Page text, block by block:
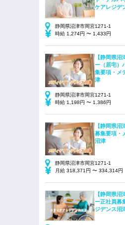
ケアレジデ
静岡県沼津市岡宮1271-1
時給 1,274円 〜 1,433円
【静岡県
ー（居宅）
集要項・メ
津
静岡県沼津市岡宮1271-1
時給 1,198円 〜 1,386円
【静岡県
募集要項・
沼津
静岡県沼津市岡宮1271-1
月給 318,371円 〜 334,314円
【静岡県
ー正社員募
ジデンス沼